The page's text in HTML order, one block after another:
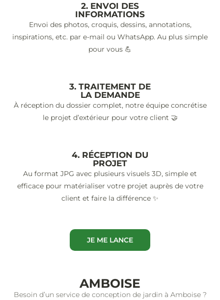
2. ENVOI DES
INFORMATIONS
Envoi des photos, croquis, dessins, annotations,
inspirations, etc. par e-mail ou WhatsApp. Au plus simple
pour vous 💪
3. TRAITEMENT DE
LA DEMANDE
À réception du dossier complet, notre équipe concrétise
le projet d’extérieur pour votre client 🤝
4. RÉCEPTION DU
PROJET
Au format JPG avec plusieurs visuels 3D, simple et
efficace pour matérialiser votre projet auprès de votre
client et faire la différence ✨
JE ME LANCE
AMBOISE
Besoin d’un service de conception de jardin à Amboise ?